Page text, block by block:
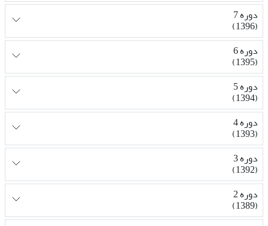
دوره 7
(1396)
دوره 6
(1395)
دوره 5
(1394)
دوره 4
(1393)
دوره 3
(1392)
دوره 2
(1389)